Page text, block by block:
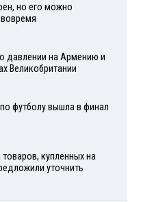
но его можно
давлении на Армению и
Великобритании
футболу вышла в финал
купленных на
уточнить